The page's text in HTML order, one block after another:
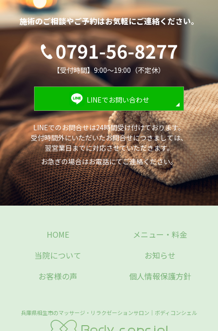
施術のご相談やご予約はお気軽にご連絡ください。
【受付時間】9:00～19:00（不定休）
LINEでお問い合わせ
LINEでのお問合せは24時間受け付けております。
受付時間外にいただいたお問合せにつきましては、
翌営業日までに対応させていただきます。
お急ぎの場合はお電話にてご連絡ください。
HOME
メニュー・料金
当院について
お知らせ
お客様の声
個人情報保護方針
兵庫県相生市のマッサージ・リラクゼーションサロン｜ボディコンシェル